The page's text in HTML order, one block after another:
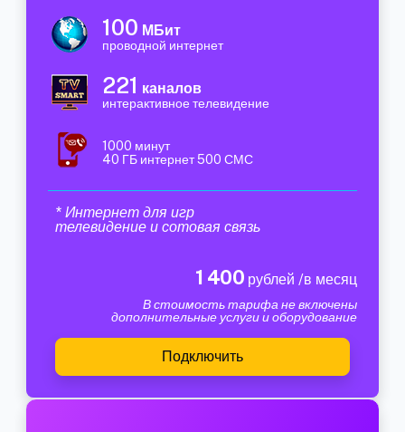
100 МБит
проводной интернет
221 каналов
интерактивное телевидение
1000 минут
40 ГБ интернет 500 СМС
* Интернет для игр
телевидение и сотовая связь
1 400 рублей /в месяц
В стоимость тарифа не включены
дополнительные услуги и оборудование
Подключить